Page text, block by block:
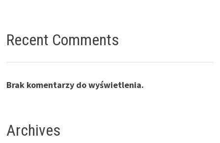
Recent Comments
Brak komentarzy do wyświetlenia.
Archives